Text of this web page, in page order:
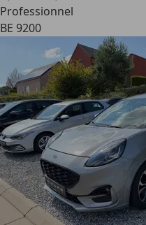
Professionnel
BE 9200